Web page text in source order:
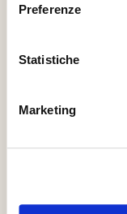
Preferenze
Statistiche
Marketing